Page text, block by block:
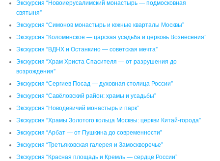
Экскурсия “Новоиерусалимский монастырь — подмосковная
святыня”
Экскурсия “Симонов монастырь и южные кварталы Москвы”
Экскурсия “Коломенское — царская усадьба и церковь Вознесения”
Экскурсия “ВДНХ и Останкино — советская мечта”
Экскурсия “Храм Христа Спасителя — от разрушения до
возрождения”
Экскурсия “Сергиев Посад — духовная столица России”
Экскурсия “Савёловский район: храмы и усадьбы”
Экскурсия “Новодевичий монастырь и парк”
Экскурсия “Храмы Золотого кольца Москвы: церкви Китай-города”
Экскурсия “Арбат — от Пушкина до современности”
Экскурсия “Третьяковская галерея и Замоскворечье”
Экскурсия “Красная площадь и Кремль — сердце России”